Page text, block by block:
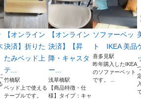
【オンライン
決済】折りた
たみベッド上
テ...
竹橋駅
ベッド上で使える
テーブルです。
【オンライン
決済】​【昇
降・キャスタ
ー...
浅草橋駅
​【商品特徴・仕
様】 ​タイプ：キャ
ソファーベッ
ト IKEA 美品
喜多見駅
昨年購入したIKEA
のソファーベット
です。 ...